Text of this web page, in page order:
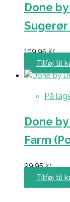
Done
Sugerør
109,95kr.
Tilføj til
På
Done
Farm
99,95kr.
Tilføj til